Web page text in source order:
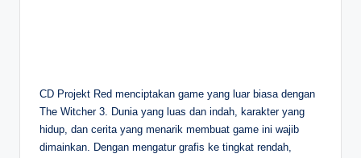
CD Projekt Red menciptakan game yang luar biasa dengan
The Witcher 3. Dunia yang luas dan indah, karakter yang
hidup, dan cerita yang menarik membuat game ini wajib
dimainkan. Dengan mengatur grafis ke tingkat rendah,